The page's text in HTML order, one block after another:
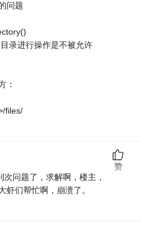
问题
录进行操作是不被允许
：
files/
问题了，求解啊，楼主，
虾们帮忙啊，崩溃了。
赞